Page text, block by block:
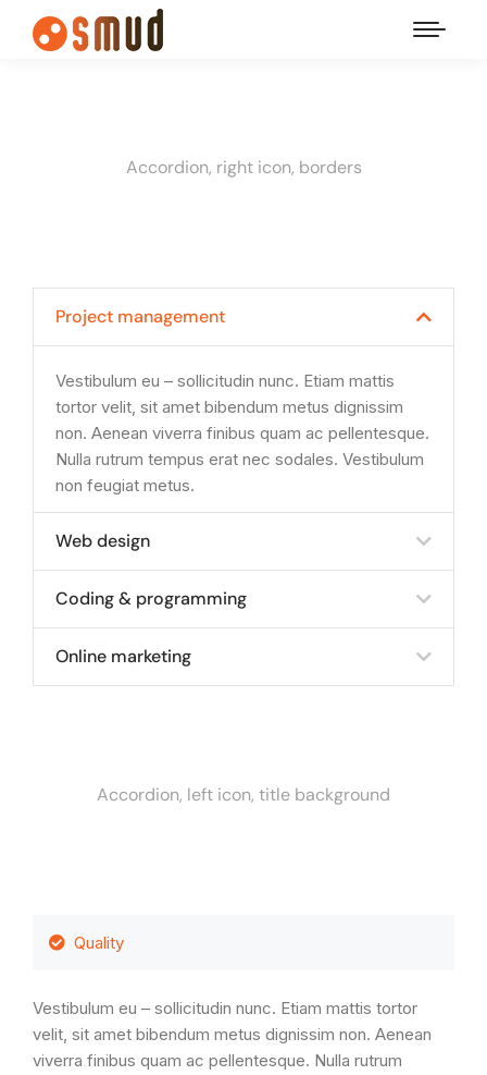
Accordion, right icon, borders
Project management
Vestibulum eu – sollicitudin nunc. Etiam mattis
tortor velit, sit amet bibendum metus dignissim
non. Aenean viverra finibus quam ac pellentesque.
Nulla rutrum tempus erat nec sodales. Vestibulum
non feugiat metus.
Web design
Coding & programming
Online marketing
Accordion, left icon, title background
Quality
Vestibulum eu – sollicitudin nunc. Etiam mattis tortor
velit, sit amet bibendum metus dignissim non. Aenean
viverra finibus quam ac pellentesque. Nulla rutrum